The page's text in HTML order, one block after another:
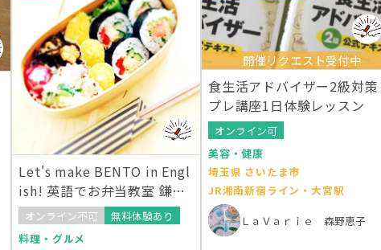
Let's make BENTO in Engl
ish! 英語でお弁当教室 鎌倉
湘南教室
オンライン不可
無料体験あり
料理・グルメ
開催リクエスト受付中
食生活アドバイザー2級対策
プレ講座1日体験レッスン
オンライン可
美容・健康
埼玉県 さいたま市
JR湘南新宿ライン・大宮駅
ＬａＶａｒｉｅ 森野恵子